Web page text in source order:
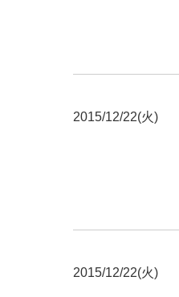
2015/12/22(火)
2015/12/22(火)